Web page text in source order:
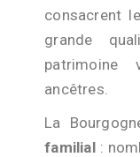
consacrent
grande
patrimoine
ancêtres.
La
familial: